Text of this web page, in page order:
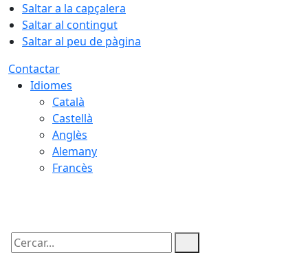
Saltar a la capçalera
Saltar al contingut
Saltar al peu de pàgina
Contactar
Idiomes
Català
Castellà
Anglès
Alemany
Francès
Cercar: